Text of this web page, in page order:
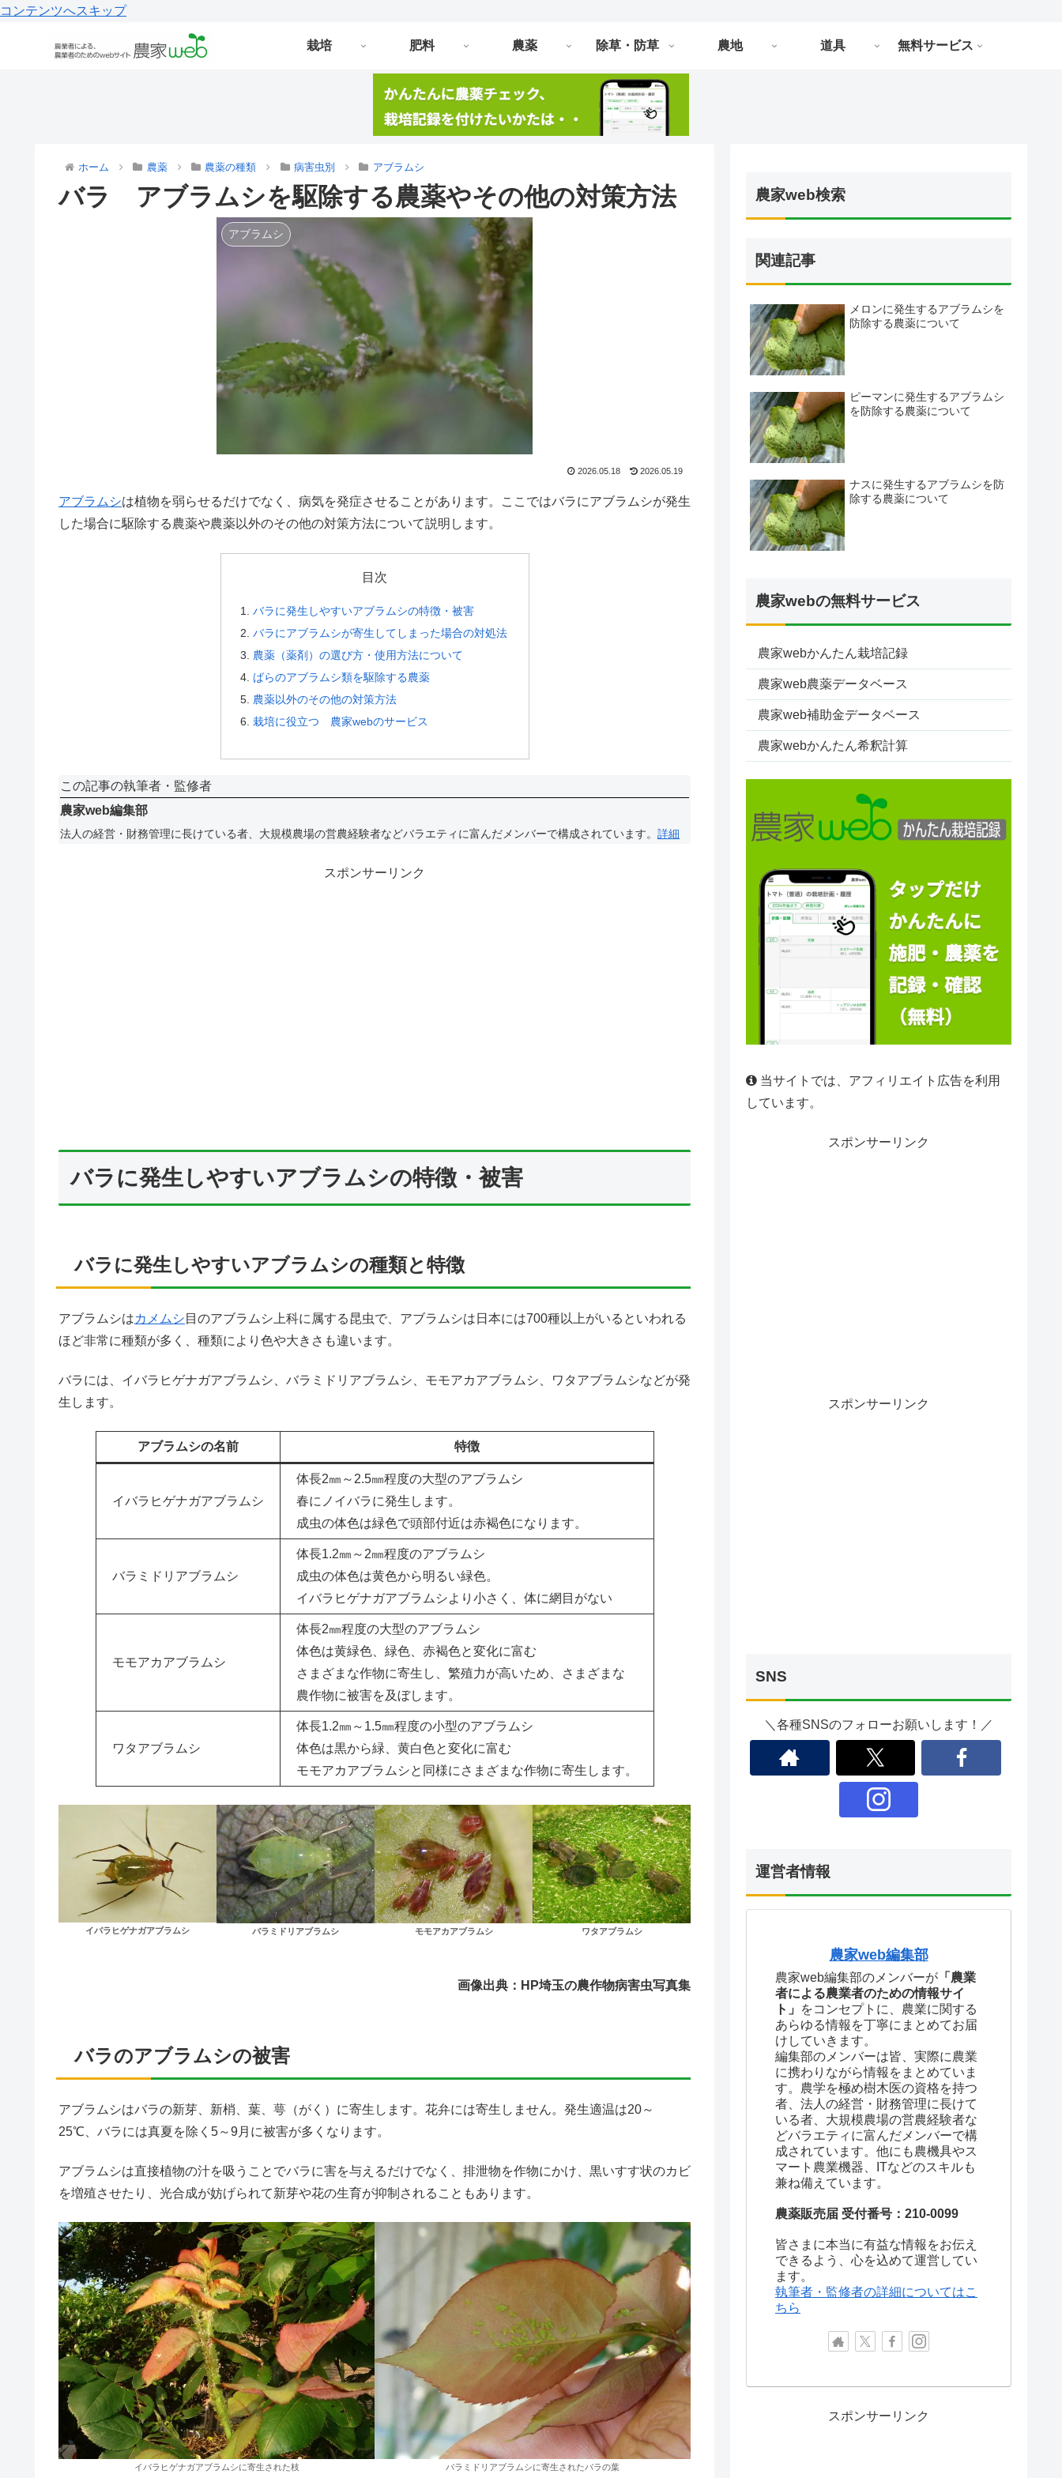
コンテンツへスキップ
栽培 肥料 農薬 除草・防草 農地 道具 無料サービス
ホーム 農薬 農薬の種類 病害虫別 アブラムシ
バラ アブラムシを駆除する農薬やその他の対策方法
アブラムシ
2026.05.18 2026.05.19
アブラムシは植物を弱らせるだけでなく、病気を発症させることがあります。ここではバラにアブラムシが発生
した場合に駆除する農薬や農薬以外のその他の対策方法について説明します。
目次
バラに発生しやすいアブラムシの特徴・被害
バラにアブラムシが寄生してしまった場合の対処法
農薬（薬剤）の選び方・使用方法について
ばらのアブラムシ類を駆除する農薬
農薬以外のその他の対策方法
栽培に役立つ 農家webのサービス
この記事の執筆者・監修者
農家web編集部
法人の経営・財務管理に長けている者、大規模農場の営農経験者などバラエティに富んだメンバーで構成されています。 詳細
スポンサーリンク
バラに発生しやすいアブラムシの特徴・被害
バラに発生しやすいアブラムシの種類と特徴
アブラムシはカメムシ 目のアブラムシ上科に属する昆虫で、アブラムシは日本には700種以上がいるといわれる
ほど非常に種類が多く、種類により色や大きさも違います。
バラには、イバラヒゲナガアブラムシ、バラミドリアブラムシ、モモアカアブラムシ、ワタアブラムシなどが発
生します。
アブラムシの名前 特徴
イバラヒゲナガアブラムシ
体長2㎜～2.5㎜程度の大型のアブラムシ
春にノイバラに発生します。
成虫の体色は緑色で頭部付近は赤褐色になります。
バラミドリアブラムシ
体長1.2㎜～2㎜程度のアブラムシ
成虫の体色は黄色から明るい緑色。
イバラヒゲナガアブラムシより小さく、体に網目がない
モモアカアブラムシ
体長2㎜程度の大型のアブラムシ
体色は黄緑色、緑色、赤褐色と変化に富む
さまざまな作物に寄生し、繁殖力が高いため、さまざまな
農作物に被害を及ぼします。
ワタアブラムシ
体長1.2㎜～1.5㎜程度の小型のアブラムシ
体色は黒から緑、黄白色と変化に富む
モモアカアブラムシと同様にさまざまな作物に寄生します。
イバラヒゲナガアブラムシ バラミドリアブラムシ モモアカアブラムシ ワタアブラムシ
画像出典：HP埼玉の農作物病害虫写真集
バラのアブラムシの被害
アブラムシはバラの新芽、新梢、葉、萼（がく）に寄生します。花弁には寄生しません。発生適温は20～
25℃、バラには真夏を除く5～9月に被害が多くなります。
アブラムシは直接植物の汁を吸うことでバラに害を与えるだけでなく、排泄物を作物にかけ、黒いすす状のカビ
を増殖させたり、光合成が妨げられて新芽や花の生育が抑制されることもあります。
イバラヒゲナガアブラムシに寄生された枝 バラミドリアブラムシに寄生されたバラの葉
農家web検索
関連記事
メロンに発生するアブラムシを
防除する農薬について
ピーマンに発生するアブラムシ
を防除する農薬について
ナスに発生するアブラムシを防
除する農薬について
農家webの無料サービス
農家webかんたん栽培記録
農家web農薬データベース
農家web補助金データベース
農家webかんたん希釈計算
当サイトでは、アフィリエイト広告を利用
しています。
スポンサーリンク
スポンサーリンク
SNS
＼各種SNSのフォローお願いします！／
運営者情報
農家web編集部
農家web編集部のメンバーが 「農業
者による農業者のための情報サイ
ト」
をコンセプトに、農業に関する
あらゆる情報を丁寧にまとめてお届
けしていきます。
編集部のメンバーは皆、実際に農業
に携わりながら情報をまとめていま
す。農学を極め樹木医の資格を持つ
者、法人の経営・財務管理に長けて
いる者、大規模農場の営農経験者な
どバラエティに富んだメンバーで構
成されています。他にも農機具やス
マート農業機器、ITなどのスキルも
兼ね備えています。
農薬販売届 受付番号：210-0099
皆さまに本当に有益な情報をお伝え
できるよう、心を込めて運営してい
ます。
執筆者・監修者の詳細についてはこ
ちら
スポンサーリンク